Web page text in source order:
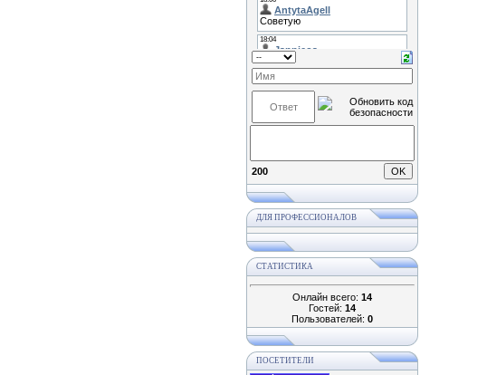
200
ДЛЯ ПРОФЕССИОНАЛОВ
СТАТИСТИКА
Онлайн всего: 14
Гостей: 14
Пользователей: 0
ПОСЕТИТЕЛИ